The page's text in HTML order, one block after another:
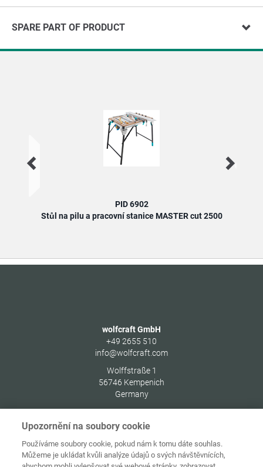
SPARE PART OF PRODUCT
PID 6902
Stůl na pilu a pracovní stanice MASTER cut 2500
wolfcraft GmbH
+49 2655 510
info@wolfcraft.com
Wolffstraße 1
56746 Kempenich
Germany
Domovská
Ochrana
osobních
Upozornění na soubory cookie
Používáme soubory cookie, pokud nám k tomu dáte souhlas.
Můžeme je ukládat kvůli analýze údajů o svých návštěvnících,